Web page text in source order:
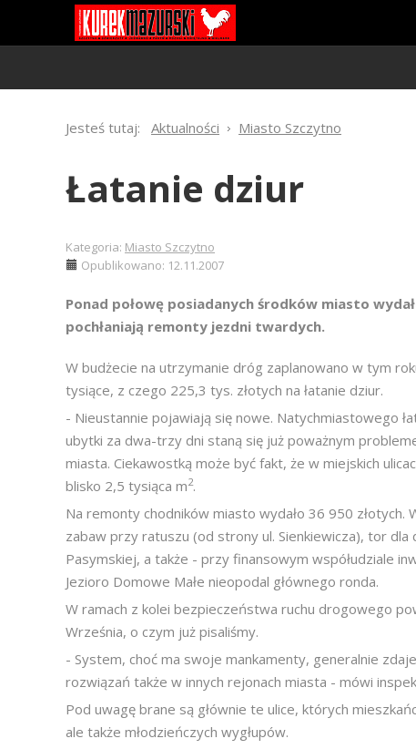
Jesteś tutaj: Aktualności Miasto Szczytno
Łatanie dziur
Kategoria: Miasto Szczytno
Opublikowano: 12.11.2007
Ponad połowę posiadanych środków miasto
pochłaniają remonty jezdni twardych.
W budżecie na utrzymanie dróg zaplanowano w tym
tysiące, z czego 225,3 tys. złotych na łatanie dziur.
- Nieustannie pojawiają się nowe. Natychmiastowego
ubytki za dwa-trzy dni staną się już poważnym
miasta. Ciekawostką może być fakt, że w miejskich
blisko 2,5 tysiąca m2.
Na remonty chodników miasto wydało 36 950
zabaw przy ratuszu (od strony ul. Sienkiewicza), tor
Pasymskiej, a także - przy finansowym współudziale
Jezioro Domowe Małe nieopodal głównego ronda.
W ramach z kolei bezpieczeństwa ruchu drogowego
Września, o czym już pisaliśmy.
- System, choć ma swoje mankamenty, generalnie
rozwiązań także w innych rejonach miasta - mówi
Pod uwagę brane są głównie te ulice, których
ale także młodzieńczych wygłupów.